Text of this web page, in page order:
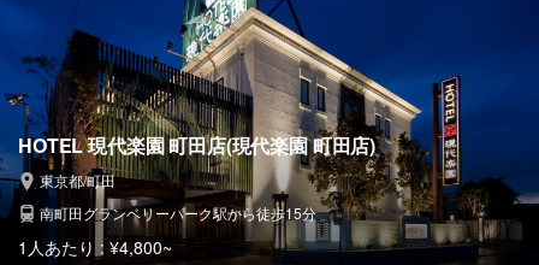
HOTEL 現代楽園 町田店(現代楽園 町田店)
東京都/町田
南町田グランベリーパーク駅から徒歩15分
1人あたり : ¥4,800~